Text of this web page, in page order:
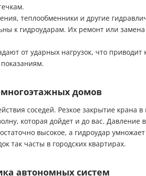
теплообменники и другие
к гидроударам. Их ремонт или
от ударных нагрузок, что приводит
многоэтажных домов
соседей. Резкое закрытие крана в
которая дойдет и до вас. Давление в
высокое, а гидроудар умножает
так часты в городских квартирах.
автономных систем